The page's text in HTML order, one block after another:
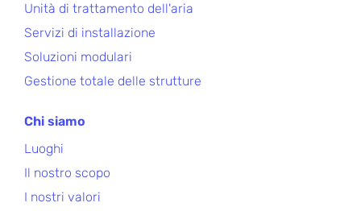
Unità di trattamento dell'aria
Servizi di installazione
Soluzioni modulari
Gestione totale delle strutture
Chi siamo
Luoghi
Il nostro scopo
I nostri valori